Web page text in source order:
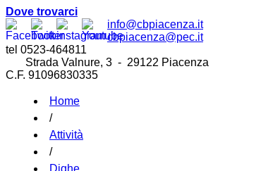
Dove trovarci
info@cbpiacenza.it
cbpiacenza@pec.it
tel 0523-464811
Strada Valnure, 3 - 29122 Piacenza
C.F. 91096830335
Home
/
Attività
/
Dighe